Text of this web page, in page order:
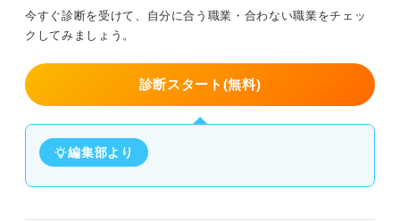
今すぐ診断を受けて、自分に合う職業・合わない職業をチェッ
クしてみましょう。
診断スタート(無料)
編集部より